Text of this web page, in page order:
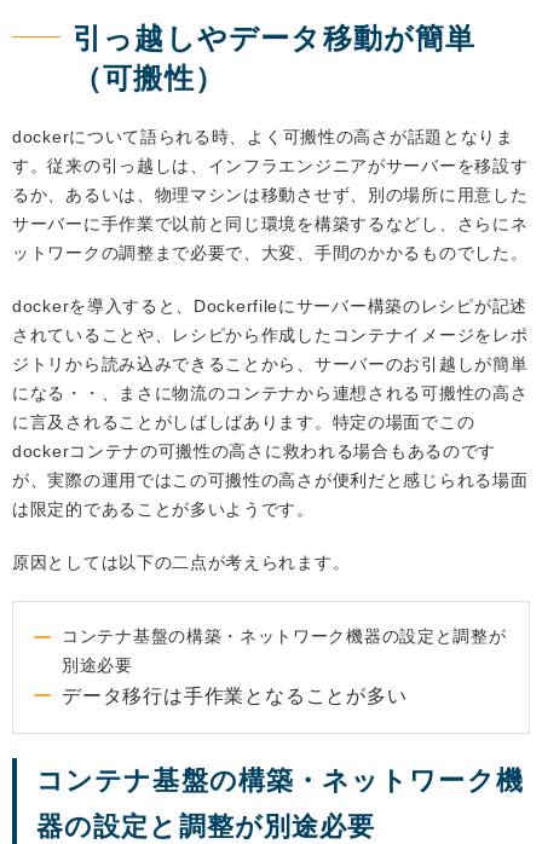
引っ越しやデータ移動が簡単
（可搬性）
dockerについて語られる時、よく可搬性の高さが話題となりま
す。従来の引っ越しは、インフラエンジニアがサーバーを移設す
るか、あるいは、物理マシンは移動させず、別の場所に用意した
サーバーに手作業で以前と同じ環境を構築するなどし、さらにネ
ットワークの調整まで必要で、大変、手間のかかるものでした。
dockerを導入すると、Dockerfileにサーバー構築のレシピが記述
されていることや、レシピから作成したコンテナイメージをレポ
ジトリから読み込みできることから、サーバーのお引越しが簡単
になる・・、まさに物流のコンテナから連想される可搬性の高さ
に言及されることがしばしばあります。特定の場面でこの
dockerコンテナの可搬性の高さに救われる場合もあるのです
が、実際の運用ではこの可搬性の高さが便利だと感じられる場面
は限定的であることが多いようです。
原因としては以下の二点が考えられます。
コンテナ基盤の構築・ネットワーク機器の設定と調整が
別途必要
データ移行は手作業となることが多い
コンテナ基盤の構築・ネットワーク機
器の設定と調整が別途必要